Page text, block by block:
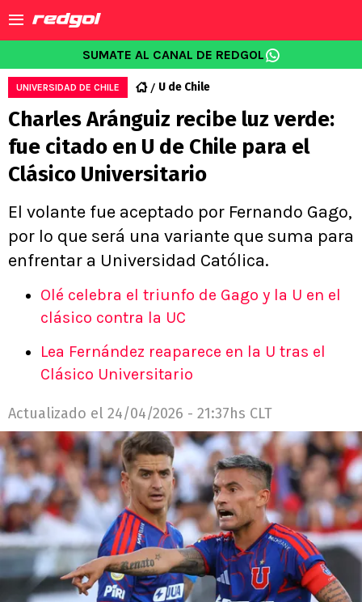
SUMATE AL CANAL DE REDGOL
UNIVERSIDAD DE CHILE U de Chile
Charles Aránguiz recibe luz verde:
fue citado en U de Chile para el
Clásico Universitario
El volante fue aceptado por Fernando Gago,
por lo que será una variante que suma para
enfrentar a Universidad Católica.
Olé celebra el triunfo de Gago y la U en el
clásico contra la UC
Lea Fernández reaparece en la U tras el
Clásico Universitario
Actualizado el 24/04/2026 - 21:37hs CLT